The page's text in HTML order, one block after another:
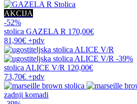
AKCIJA
-52%
stolica GAZELA R 170,00€
81,90€ +pdv
-39%
stolica ALICE V/R 120,00€
73,70€ +pdv
zadnji komadi